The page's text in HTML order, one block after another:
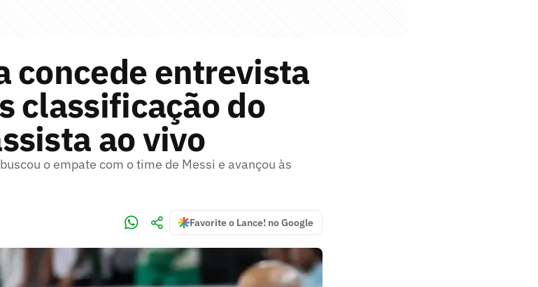
concede entrevista
classificação do
ao vivo
o empate com o time de Messi e avançou às
Favorite o Lance! no Google